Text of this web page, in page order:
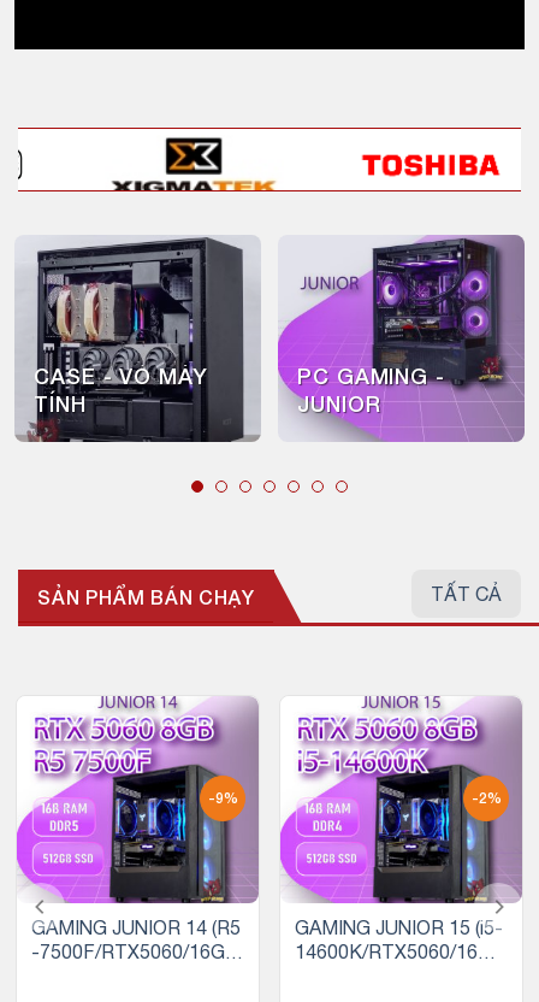
CASE - VỎ MÁY
TÍNH
PC GAMING -
JUNIOR
SẢN PHẨM BÁN CHẠY
-9%
GAMING JUNIOR 14 (R5
-7500F/RTX5060/16GB
-2%
GAMING JUNIOR 15 (i5-
14600K/RTX5060/16GB
TẤT CẢ